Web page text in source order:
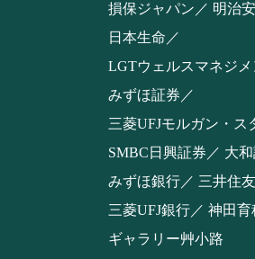
損保ジャパン
明治
日本生命
LGTウェルスマネジ
みずほ証券
三菱UFJモルガン・ス
SMBC日興証券
大
みずほ銀行
三井住
三菱UFJ銀行
神田育
ギャラリー艸小路